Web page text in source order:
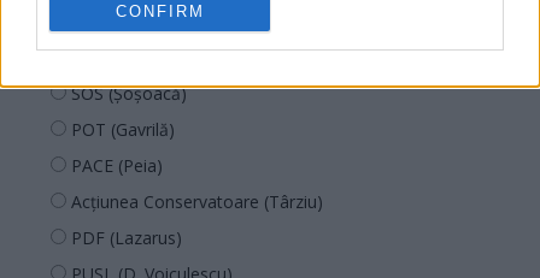
CONFIRM
REPER
SENS
SOS (Șoșoacă)
POT (Gavrilă)
PACE (Peia)
Acțiunea Conservatoare (Târziu)
PDF (Lazarus)